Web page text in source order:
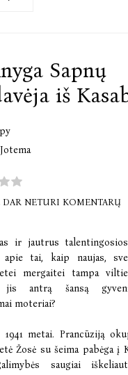
Sapnų
iš
Jotema
DAR NETURI KOMENTARŲ
ir jautrus
apie tai, kaip naujas,
mergaitei tampa
jis antrą šansą
moteriai?
1941 metai. Prancūziją
Žosė su šeima pabėga į
saugiai